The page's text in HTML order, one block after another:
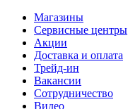
Магазины
Сервисные центры
Акции
Доставка и оплата
Трейд-ин
Вакансии
Сотрудничество
Видео